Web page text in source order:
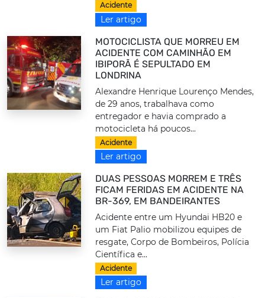
Acidente
Ler artigo
MOTOCICLISTA QUE MORREU EM
ACIDENTE COM CAMINHÃO EM
IBIPORÃ É SEPULTADO EM
LONDRINA
Alexandre Henrique Lourenço Mendes,
de 29 anos, trabalhava como
entregador e havia comprado a
motocicleta há poucos...
Acidente
Ler artigo
DUAS PESSOAS MORREM E TRÊS
FICAM FERIDAS EM ACIDENTE NA
BR-369, EM BANDEIRANTES
Acidente entre um Hyundai HB20 e
um Fiat Palio mobilizou equipes de
resgate, Corpo de Bombeiros, Polícia
Científica e...
Acidente
Ler artigo